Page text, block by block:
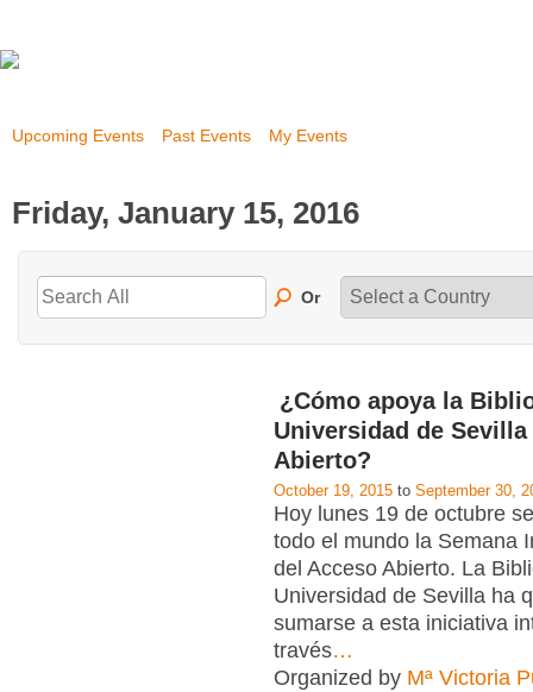
Upcoming Events Past Events My Events
Friday, January 15, 2016
Or
¿Cómo apoya la
Universidad de
Abierto?
October 19, 2015 to September 30,
Hoy lunes 19 de octubre
todo el mundo la Semana
del Acceso Abierto. La
Universidad de Sevilla ha
sumarse a esta iniciativa
través…
Organized by Mª Victoria